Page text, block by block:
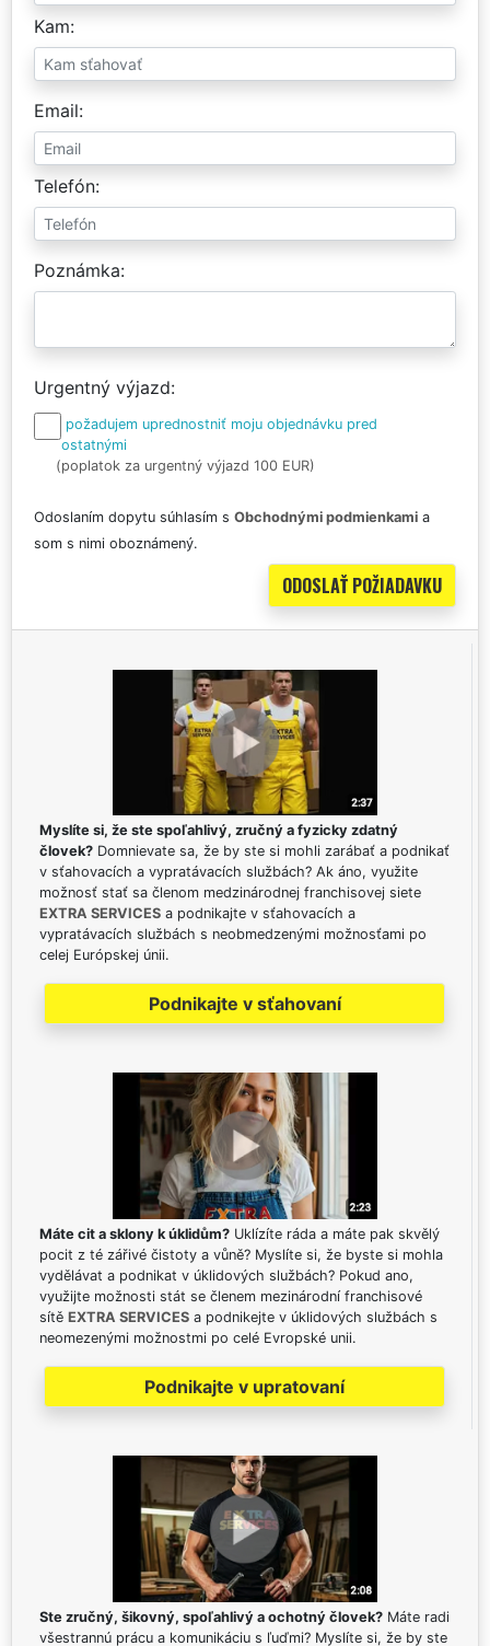
Kam
Email
Telefón
Poznámka
Urgentný výjazd
požadujem uprednostniť moju objednávku pred
ostatnými
(poplatok za urgentný výjazd 100 EUR)
Odoslaním dopytu súhlasím s Obchodnými podmienkami a
som s nimi oboznámený.
Myslíte si, že ste spoľahlivý, zručný a fyzicky zdatný
človek? Domnievate sa, že by ste si mohli zarábať a podnikať
v sťahovacích a vypratávacích službách? Ak áno, využite
možnosť stať sa členom medzinárodnej franchisovej siete
EXTRA SERVICES a podnikajte v sťahovacích a
vypratávacích službách s neobmedzenými možnosťami po
celej Európskej únii.
Podnikajte v sťahovaní
Máte cit a sklony k úklidům? Uklízíte ráda a máte pak skvělý
pocit z té zářivé čistoty a vůně? Myslíte si, že byste si mohla
vydělávat a podnikat v úklidových službách? Pokud ano,
využijte možnosti stát se členem mezinárodní franchisové
sítě EXTRA SERVICES a podnikejte v úklidových službách s
neomezenými možnostmi po celé Evropské unii.
Podnikajte v upratovaní
Ste zručný, šikovný, spoľahlivý a ochotný človek? Máte radi
všestrannú prácu a komunikáciu s ľuďmi? Myslíte si, že by ste